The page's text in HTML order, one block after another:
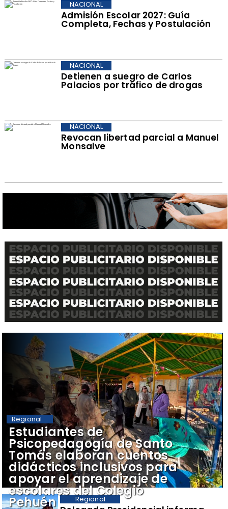
Admisión Escolar 2027: Guía
Completa, Fechas y Postulación
NACIONAL
Detienen a suegro de Carlos
Palacios por tráfico de drogas
NACIONAL
Revocan libertad parcial a Manuel
Monsalve
NACIONAL
Regional
​Estudiantes de
Psicopedagogía de Santo
Tomás elaboran cuentos
didácticos inclusivos para
apoyar el aprendizaje de
escolares del Colegio
Pehuén
Regional